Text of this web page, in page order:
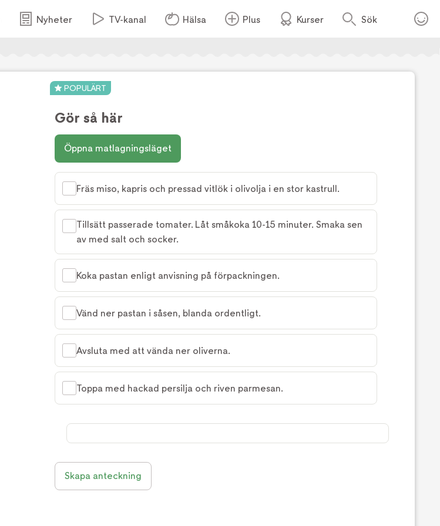
Nyheter TV-kanal Hälsa Plus Kurser Sök
POPULÄRT
Foto:TV4
Gör så här
Öppna matlagningsläget
Fräs miso, kapris och pressad vitlök i olivolja i en stor kastrull.
Tillsätt passerade tomater. Låt småkoka 10-15 minuter. Smaka sen
av med salt och socker.
Koka pastan enligt anvisning på förpackningen.
Vänd ner pastan i såsen, blanda ordentligt.
Avsluta med att vända ner oliverna.
Toppa med hackad persilja och riven parmesan.
Skapa anteckning